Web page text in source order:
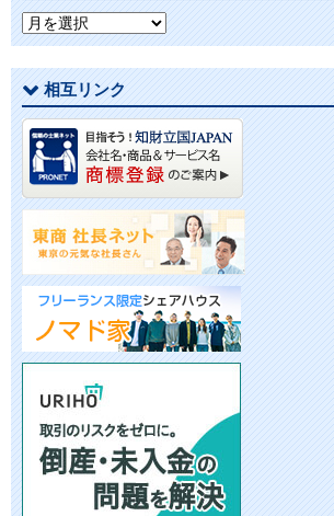
月
別
ア
ー
カ
イ
ブ
相互リンク